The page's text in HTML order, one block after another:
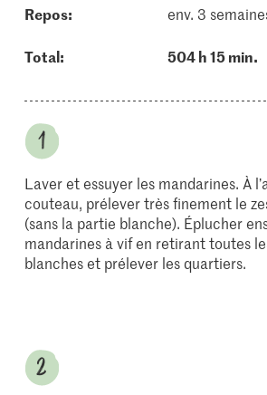
repos:
env. 3
Total: 504 h 15 min.
Laver et essuyer les mandarines. À
couteau, prélever très finement le
(sans la partie blanche). Éplucher
mandarines à vif en retirant toutes
blanches et prélever les quartiers.